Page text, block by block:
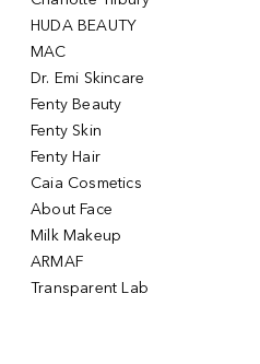
HUDA BEAUTY
MAC
Dr. Emi Skincare
Fenty Beauty
Fenty Skin
Fenty Hair
Caia Cosmetics
About Face
Milk Makeup
ARMAF
Transparent Lab